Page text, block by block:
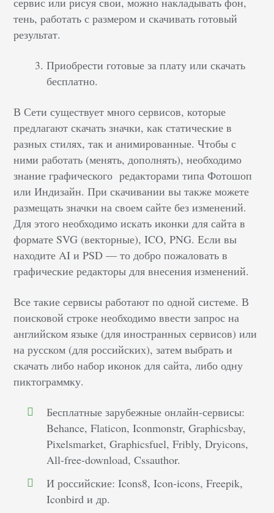
тень, работать с размером и скачивать готовый
результат.
Приобрести готовые за плату или скачать
бесплатно.
В Сети существует много сервисов, которые
предлагают скачать значки, как статические в
разных стилях, так и анимированные. Чтобы с
ними работать (менять, дополнять), необходимо
знание графического редакторами типа Фотошоп
или Индизайн. При скачивании вы также можете
размещать значки на своем сайте без изменений.
Для этого необходимо искать иконки для сайта в
формате SVG (векторные), ICO, PNG. Если вы
находите AI и PSD — то добро пожаловать в
графические редакторы для внесения изменений.
Все такие сервисы работают по одной системе. В
поисковой строке необходимо ввести запрос на
английском языке (для иностранных сервисов) или
на русском (для российских), затем выбрать и
скачать либо набор иконок для сайта, либо одну
пиктограммку.
Бесплатные зарубежные онлайн-сервисы:
Behance, Flaticon, Iconmonstr, Graphicsbay,
Pixelsmarket, Graphicsfuel, Fribly, Dryicons,
All-free-download, Cssauthor.
И российские: Icons8, Icon-icons, Freepik,
Iconbird и др.